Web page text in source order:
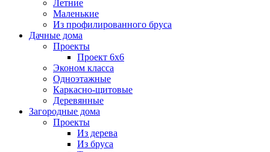
Летние
Маленькие
Из профилированного бруса
Дачные дома
Проекты
Проект 6х6
Эконом класса
Одноэтажные
Каркасно-щитовые
Деревянные
Загородные дома
Проекты
Из дерева
Из бруса